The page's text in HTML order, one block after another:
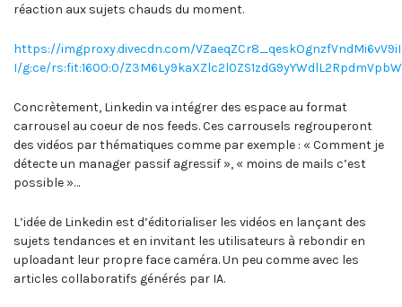
réaction aux sujets chauds du moment.
https://imgproxy.divecdn.com/
I/g:ce/rs:fit:1600:0/
Concrètement, Linkedin va intégrer des espace au format
carrousel au coeur de nos feeds. Ces carrousels regrouperont
des vidéos par thématiques comme par exemple : « Comment je
détecte un manager passif agressif », « moins de mails c’est
possible »…
L’idée de Linkedin est d’éditorialiser les vidéos en lançant des
sujets tendances et en invitant les utilisateurs à rebondir en
uploadant leur propre face caméra. Un peu comme avec les
articles collaboratifs générés par IA.